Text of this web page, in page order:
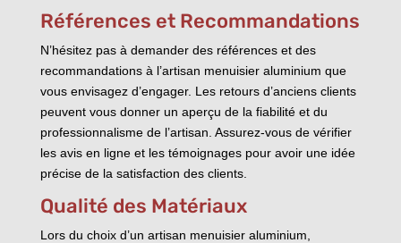
Références et Recommandations
N’hésitez pas à demander des références et des
recommandations à l’artisan menuisier aluminium que
vous envisagez d’engager. Les retours d’anciens clients
peuvent vous donner un aperçu de la fiabilité et du
professionnalisme de l’artisan. Assurez-vous de vérifier
les avis en ligne et les témoignages pour avoir une idée
précise de la satisfaction des clients.
Qualité des Matériaux
Lors du choix d’un artisan menuisier aluminium,